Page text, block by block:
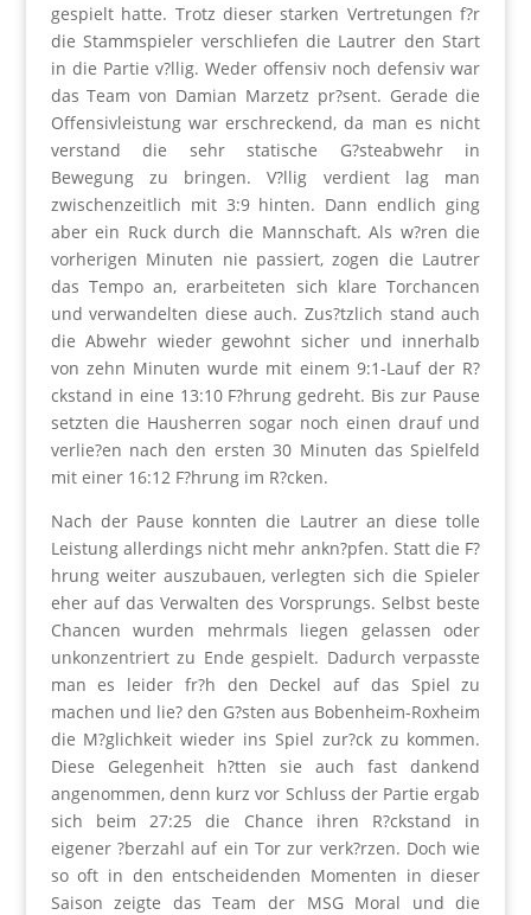
gespielt hatte. Trotz dieser starken Vertretungen f?r
die Stammspieler verschliefen die Lautrer den Start
in die Partie v?llig. Weder offensiv noch defensiv war
das Team von Damian Marzetz pr?sent. Gerade die
Offensivleistung war erschreckend, da man es nicht
verstand die sehr statische G?steabwehr in
Bewegung zu bringen. V?llig verdient lag man
zwischenzeitlich mit 3:9 hinten. Dann endlich ging
aber ein Ruck durch die Mannschaft. Als w?ren die
vorherigen Minuten nie passiert, zogen die Lautrer
das Tempo an, erarbeiteten sich klare Torchancen
und verwandelten diese auch. Zus?tzlich stand auch
die Abwehr wieder gewohnt sicher und innerhalb
von zehn Minuten wurde mit einem 9:1-Lauf der R?
ckstand in eine 13:10 F?hrung gedreht. Bis zur Pause
setzten die Hausherren sogar noch einen drauf und
verlie?en nach den ersten 30 Minuten das Spielfeld
mit einer 16:12 F?hrung im R?cken.
Nach der Pause konnten die Lautrer an diese tolle
Leistung allerdings nicht mehr ankn?pfen. Statt die F?
hrung weiter auszubauen, verlegten sich die Spieler
eher auf das Verwalten des Vorsprungs. Selbst beste
Chancen wurden mehrmals liegen gelassen oder
unkonzentriert zu Ende gespielt. Dadurch verpasste
man es leider fr?h den Deckel auf das Spiel zu
machen und lie? den G?sten aus Bobenheim-Roxheim
die M?glichkeit wieder ins Spiel zur?ck zu kommen.
Diese Gelegenheit h?tten sie auch fast dankend
angenommen, denn kurz vor Schluss der Partie ergab
sich beim 27:25 die Chance ihren R?ckstand in
eigener ?berzahl auf ein Tor zur verk?rzen. Doch wie
so oft in den entscheidenden Momenten in dieser
Saison zeigte das Team der MSG Moral und die